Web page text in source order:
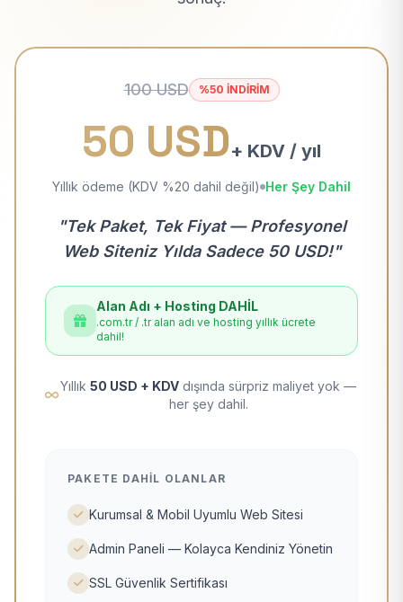
100 USD %50 İNDİRİM
50 USD+ KDV / yıl
Yıllık ödeme (KDV %20 dahil değil) Her Şey Dahil
"Tek Paket, Tek Fiyat — Profesyonel
Web Siteniz Yılda Sadece 50 USD!"
Alan Adı + Hosting DAHİL
.com.tr / .tr alan adı ve hosting yıllık ücrete
dahil!
Yıllık 50 USD + KDV dışında sürpriz maliyet yok —
her şey dahil.
PAKETE DAHIL OLANLAR
Kurumsal & Mobil Uyumlu Web Sitesi
Admin Paneli — Kolayca Kendiniz Yönetin
SSL Güvenlik Sertifikası